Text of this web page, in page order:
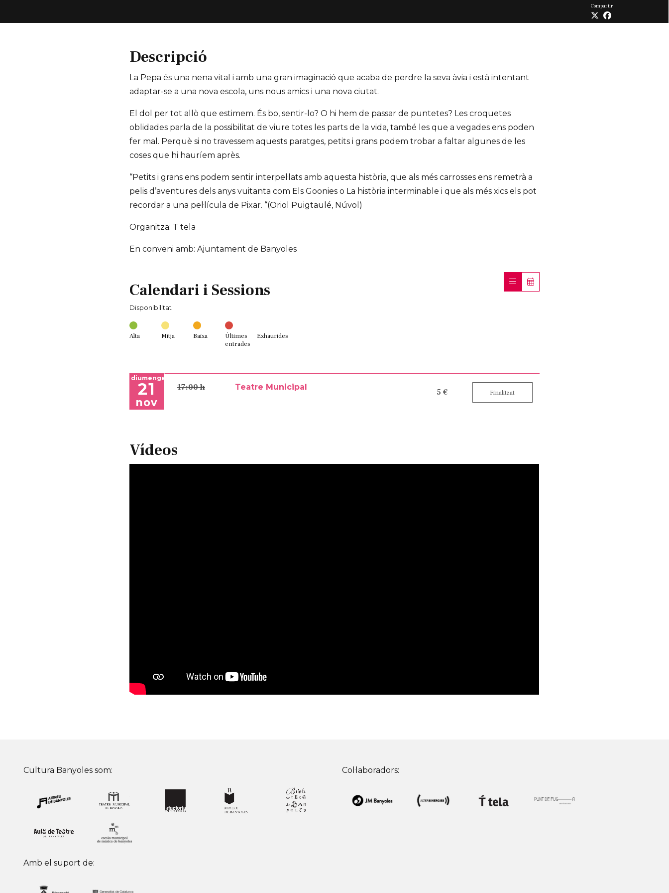
Compartir
Descripció
La Pepa és una nena vital i amb una gran imaginació que acaba de perdre la seva àvia i està intentant
adaptar-se a una nova escola, uns nous amics i una nova ciutat.
El dol per tot allò que estimem. És bo, sentir-lo? O hi hem de passar de puntetes? Les croquetes
oblidades parla de la possibilitat de viure totes les parts de la vida, també les que a vegades ens poden
fer mal. Perquè si no travessem aquests paratges, petits i grans podem trobar a faltar algunes de les
coses que hi hauríem après.
“Petits i grans ens podem sentir interpel·lats amb aquesta història, que als més carrosses ens remetrà a
pelis d’aventures dels anys vuitanta com Els Goonies o La història interminable i que als més xics els pot
recordar a una pel·lícula de Pixar. “(Oriol Puigtaulé, Núvol)
Organitza: T tela
En conveni amb: Ajuntament de Banyoles
Calendari i Sessions
Disponibilitat
Alta Mitja Baixa
Últimes
entrades
Exhaurides
diumenge
21
nov
17:00 h Teatre Municipal
5 € Finalitzat
Vídeos
Cultura Banyoles som:
Amb el suport de:
Col·laboradors: